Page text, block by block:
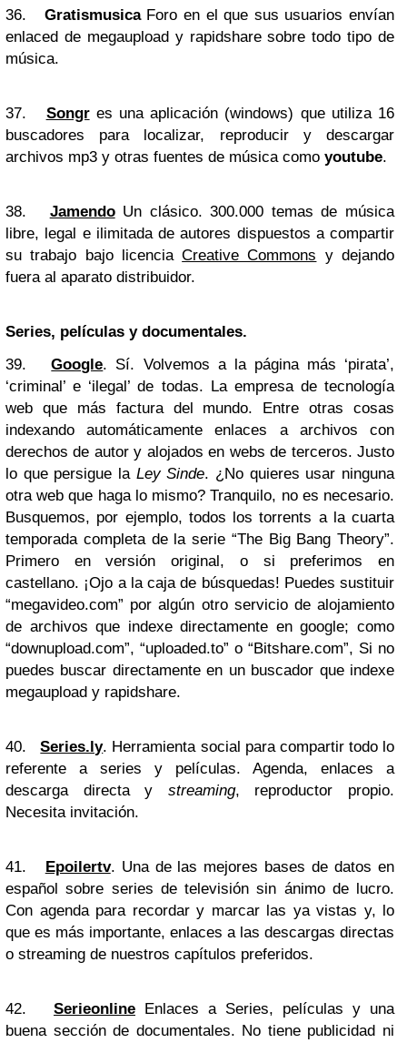
36. GratismusicaForo en el que sus usuarios envían
enlaced de megaupload y rapidshare sobre todo tipo de
música.
37. Songres una aplicación (windows) que utiliza 16
buscadores para localizar, reproducir y descargar
archivos mp3 y otras fuentes de música como youtube.
38. JamendoUn clásico. 300.000 temas de música
libre, legal e ilimitada de autores dispuestos a compartir
su trabajo bajo licenciaCreative Commons y dejando
fuera al aparato distribuidor.
Series, películas y documentales.
39.Google. Sí. Volvemos a la página más ‘pirata’,
‘criminal’ e ‘ilegal’ de todas. La empresa de tecnología
web que más factura del mundo. Entre otras cosas
indexando automáticamente enlaces a archivos con
derechos de autor y alojados en webs de terceros. Justo
lo que persigue la Ley Sinde. ¿No quieres usar ninguna
otra web que haga lo mismo? Tranquilo, no es necesario.
Busquemos, por ejemplo, todos los torrents a la cuarta
temporada completa de la serie “The Big Bang Theory”.
Primero en versión original, o si preferimos en
castellano. ¡Ojo a la caja de búsquedas! Puedes sustituir
“megavideo.com” por algún otro servicio de alojamiento
de archivos que indexe directamente en google; como
“downupload.com”, “uploaded.to” o “Bitshare.com”, Si no
puedes buscar directamente en un buscador que indexe
megaupload y rapidshare.
40.Series.ly. Herramienta social para compartir todo lo
referente a series y películas. Agenda, enlaces a
descarga directa y streaming, reproductor propio.
Necesita invitación.
41. Epoilertv. Una de las mejores bases de datos en
español sobre series de televisión sin ánimo de lucro.
Con agenda para recordar y marcar las ya vistas y, lo
que es más importante, enlaces a las descargas directas
o streaming de nuestros capítulos preferidos.
42. Serieonline Enlaces a Series, películas y una
buena sección de documentales. No tiene publicidad ni